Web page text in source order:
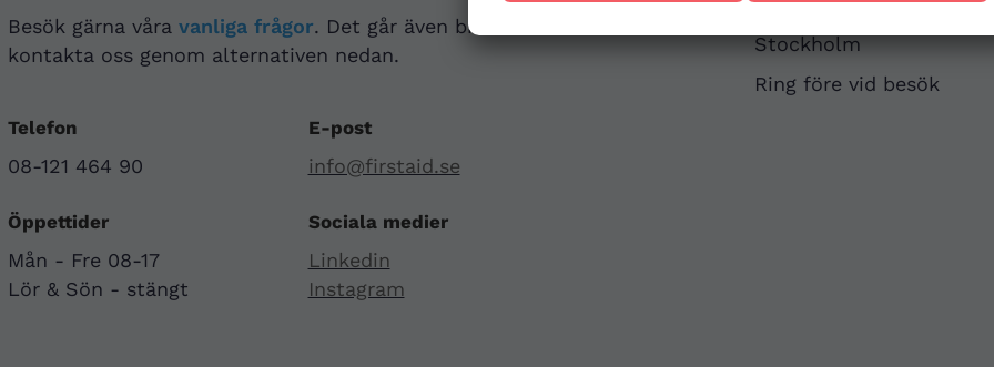
Besök gärna våra vanliga frågor. Det går även bra att
kontakta oss genom alternativen nedan.
Telefon
08-121 464 90
E-post
info@firstaid.se
Öppettider
Mån - Fre 08-17
Lör & Sön - stängt
Sociala medier
Linkedin
Instagram
Stockholm
Ring före vid besök